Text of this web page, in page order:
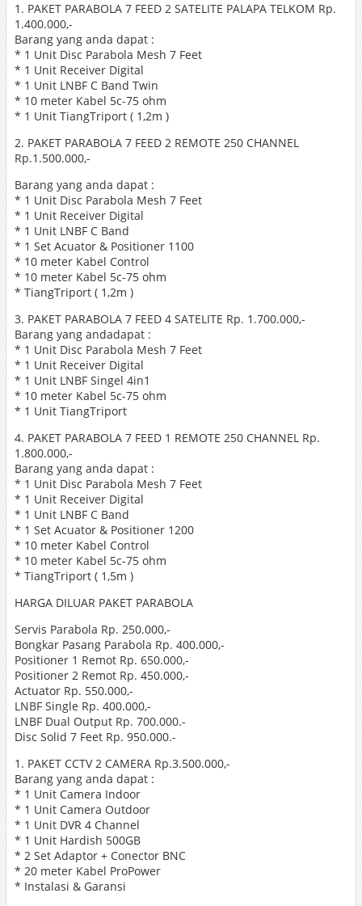
1. PAKET PARABOLA 7 FEED 2 SATELITE PALAPA TELKOM Rp.
1.400.000,-
Barang yang anda dapat :
* 1 Unit Disc Parabola Mesh 7 Feet
* 1 Unit Receiver Digital
* 1 Unit LNBF C Band Twin
* 10 meter Kabel 5c-75 ohm
* 1 Unit TiangTriport ( 1,2m )
2. PAKET PARABOLA 7 FEED 2 REMOTE 250 CHANNEL
Rp.1.500.000,-
Barang yang anda dapat :
* 1 Unit Disc Parabola Mesh 7 Feet
* 1 Unit Receiver Digital
* 1 Unit LNBF C Band
* 1 Set Acuator & Positioner 1100
* 10 meter Kabel Control
* 10 meter Kabel 5c-75 ohm
* TiangTriport ( 1,2m )
3. PAKET PARABOLA 7 FEED 4 SATELITE Rp. 1.700.000,-
Barang yang andadapat :
* 1 Unit Disc Parabola Mesh 7 Feet
* 1 Unit Receiver Digital
* 1 Unit LNBF Singel 4in1
* 10 meter Kabel 5c-75 ohm
* 1 Unit TiangTriport
4. PAKET PARABOLA 7 FEED 1 REMOTE 250 CHANNEL Rp.
1.800.000,-
Barang yang anda dapat :
* 1 Unit Disc Parabola Mesh 7 Feet
* 1 Unit Receiver Digital
* 1 Unit LNBF C Band
* 1 Set Acuator & Positioner 1200
* 10 meter Kabel Control
* 10 meter Kabel 5c-75 ohm
* TiangTriport ( 1,5m )
HARGA DILUAR PAKET PARABOLA
Servis Parabola Rp. 250.000,-
Bongkar Pasang Parabola Rp. 400.000,-
Positioner 1 Remot Rp. 650.000,-
Positioner 2 Remot Rp. 450.000,-
Actuator Rp. 550.000,-
LNBF Single Rp. 400.000,-
LNBF Dual Output Rp. 700.000.-
Disc Solid 7 Feet Rp. 950.000.-
1. PAKET CCTV 2 CAMERA Rp.3.500.000,-
Barang yang anda dapat :
* 1 Unit Camera Indoor
* 1 Unit Camera Outdoor
* 1 Unit DVR 4 Channel
* 1 Unit Hardish 500GB
* 2 Set Adaptor + Conector BNC
* 20 meter Kabel ProPower
* Instalasi & Garansi